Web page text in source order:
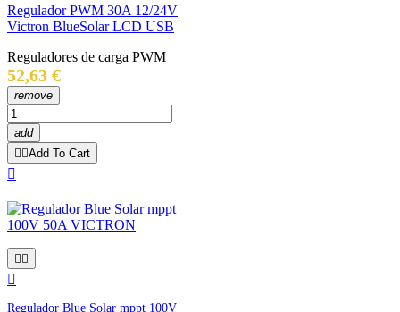
Regulador PWM 30A 12/24V
Victron BlueSolar LCD USB
Reguladores de carga PWM
52,63 €Precio
remove
add
Add To Cart



Regulador Blue Solar mppt 100V